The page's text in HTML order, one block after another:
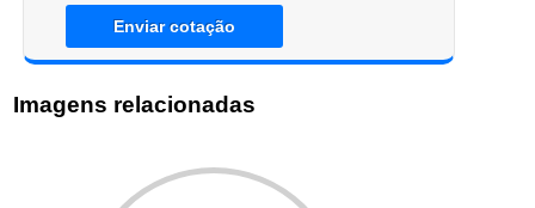
Enviar cotação
Imagens relacionadas